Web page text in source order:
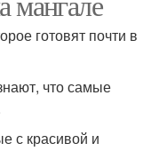
готовят почти в
что самые
с красивой и